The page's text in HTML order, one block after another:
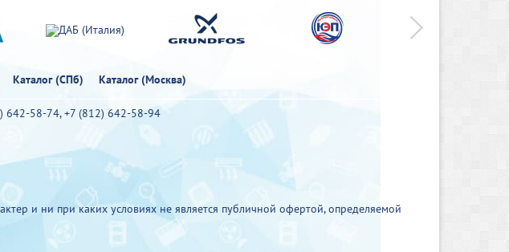
Каталог (СПб) Каталог (Москва)
642-58-74,+7 (812) 642-58-94
и ни при каких условиях не является публичной офертой, определяемой